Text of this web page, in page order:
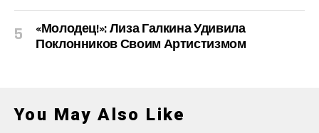
«Молодец!»: Лиза Галкина Удивила
Поклонников Своим Артистизмом
You May Also Like